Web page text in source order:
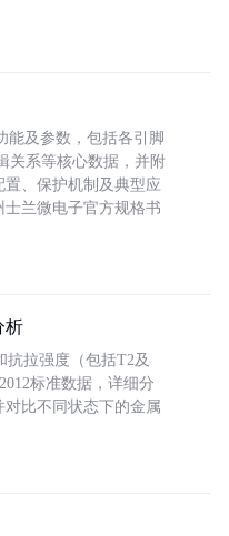
能及参数，包括各引脚
关系等核心数据，并附
、保护机制及典型应
兰微电子官方规格书
析
拉强度（包括T2及
标准数据，详细分
比不同状态下的金属